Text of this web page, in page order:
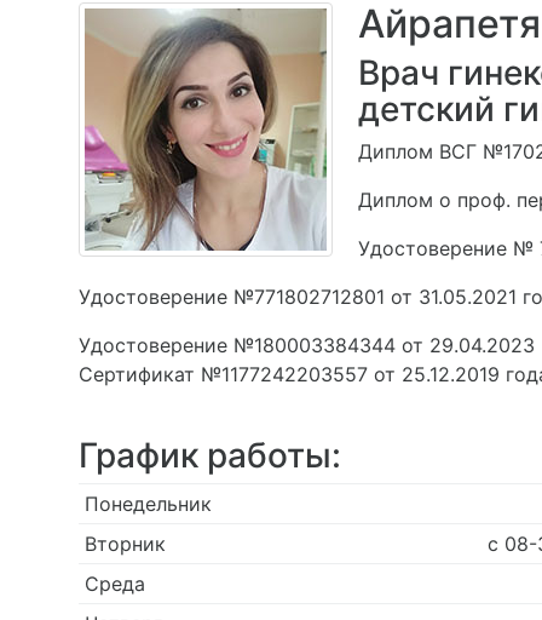
Врач
детский
Диплом ВСГ
Диплом о проф.
Удостоверение №
Удостоверение №771802712801 от 31.05.2021
Удостоверение №180003384344 от 29.04.2023
Сертификат №1177242203557 от 25.12.2019
График работы:
Понедельник
Вторник
с 08-
Среда